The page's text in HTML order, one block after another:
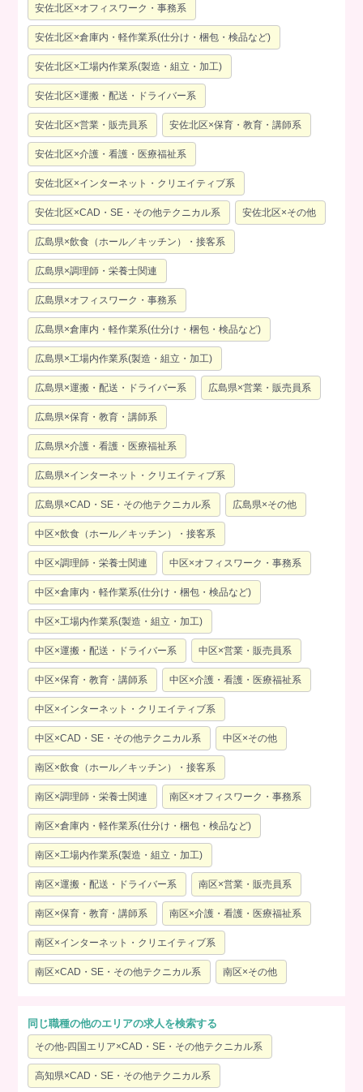
安佐北区×オフィスワーク・事務系
安佐北区×倉庫内・軽作業系(仕分け・梱包・検品など)
安佐北区×工場内作業系(製造・組立・加工)
安佐北区×運搬・配送・ドライバー系
安佐北区×営業・販売員系 安佐北区×保育・教育・講師系
安佐北区×介護・看護・医療福祉系
安佐北区×インターネット・クリエイティブ系
安佐北区×CAD・SE・その他テクニカル系 安佐北区×その他
広島県×飲食（ホール／キッチン）・接客系
広島県×調理師・栄養士関連
広島県×オフィスワーク・事務系
広島県×倉庫内・軽作業系(仕分け・梱包・検品など)
広島県×工場内作業系(製造・組立・加工)
広島県×運搬・配送・ドライバー系 広島県×営業・販売員系
広島県×保育・教育・講師系
広島県×介護・看護・医療福祉系
広島県×インターネット・クリエイティブ系
広島県×CAD・SE・その他テクニカル系 広島県×その他
中区×飲食（ホール／キッチン）・接客系
中区×調理師・栄養士関連 中区×オフィスワーク・事務系
中区×倉庫内・軽作業系(仕分け・梱包・検品など)
中区×工場内作業系(製造・組立・加工)
中区×運搬・配送・ドライバー系 中区×営業・販売員系
中区×保育・教育・講師系 中区×介護・看護・医療福祉系
中区×インターネット・クリエイティブ系
中区×CAD・SE・その他テクニカル系 中区×その他
南区×飲食（ホール／キッチン）・接客系
南区×調理師・栄養士関連 南区×オフィスワーク・事務系
南区×倉庫内・軽作業系(仕分け・梱包・検品など)
南区×工場内作業系(製造・組立・加工)
南区×運搬・配送・ドライバー系 南区×営業・販売員系
南区×保育・教育・講師系 南区×介護・看護・医療福祉系
南区×インターネット・クリエイティブ系
南区×CAD・SE・その他テクニカル系 南区×その他
同じ職種の他のエリアの求人を検索する
その他-四国エリア×CAD・SE・その他テクニカル系
高知県×CAD・SE・その他テクニカル系